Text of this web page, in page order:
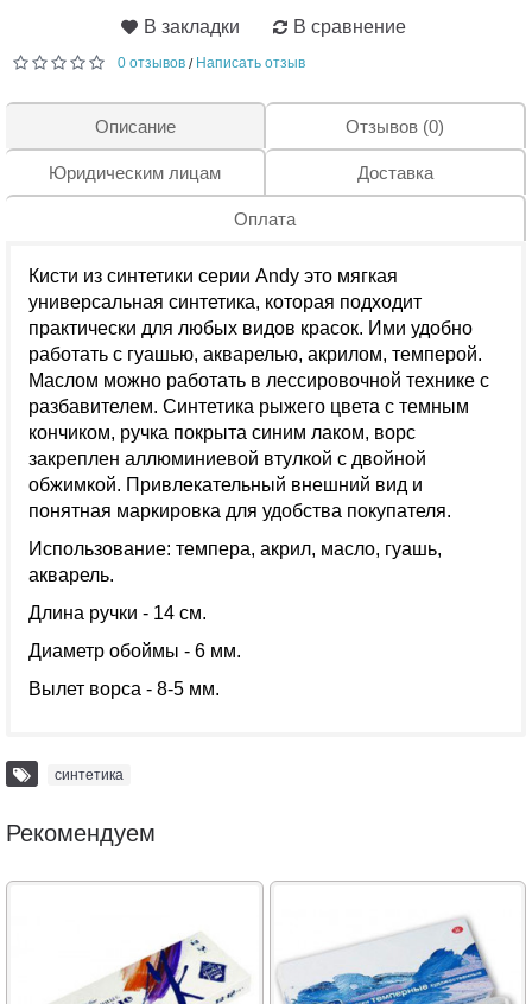
В закладки В сравнение
0 отзывов / Написать отзыв
Описание Отзывов (0)
Юридическим лицам Доставка
Оплата
Кисти из синтетики серии Andy это мягкая
универсальная синтетика, которая подходит
практически для любых видов красок. Ими удобно
работать с гуашью, акварелью, акрилом, темперой.
Маслом можно работать в лессировочной технике с
разбавителем. Синтетика рыжего цвета с темным
кончиком, ручка покрыта синим лаком, ворс
закреплен аллюминиевой втулкой с двойной
обжимкой. Привлекательный внешний вид и
понятная маркировка для удобства покупателя.
Использование: темпера, акрил, масло, гуашь,
акварель.
Длина ручки - 14 см.
Диаметр обоймы - 6 мм.
Вылет ворса - 8-5 мм.
синтетика
Рекомендуем